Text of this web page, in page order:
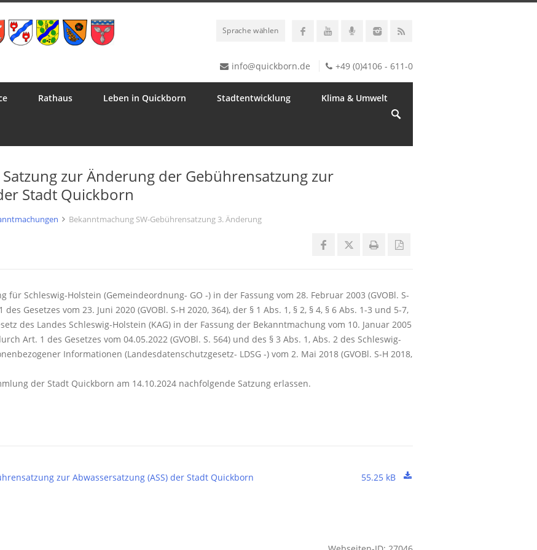
Sprache wählen
info@quickborn.de +49 (0)4106 - 611-0
Rathaus Leben in Quickborn Stadtentwicklung Klima & Umwelt
zur Änderung der Gebührensatzung zur
Stadt Quickborn
Bekanntmachung SW-Gebührensatzung 3. Änderung
Schleswig-Holstein (Gemeindeordnung- GO -) in der Fassung vom 28. Februar 2003 (GVOBl. S-
Gesetzes vom 23. Juni 2020 (GVOBl. S-H 2020, 364), der § 1 Abs. 1, § 2, § 4, § 6 Abs. 1-3 und 5-7,
des Landes Schleswig-Holstein (KAG) in der Fassung der Bekanntmachung vom 10. Januar 2005
Art. 1 des Gesetzes vom 04.05.2022 (GVOBl. S. 564) und des § 3 Abs. 1, Abs. 2 des Schleswig-
Informationen (Landesdatenschutzgesetz- LDSG -) vom 2. Mai 2018 (GVOBl. S-H 2018,
der Stadt Quickborn am 14.10.2024 nachfolgende Satzung erlassen.
zur Abwassersatzung (ASS) der Stadt Quickborn 55.25 kB